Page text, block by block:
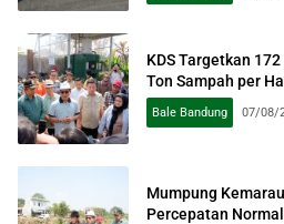
KDS Targetkan
Ton Sampah per
Bale Bandung 07/08/
Mumpung
Percepatan